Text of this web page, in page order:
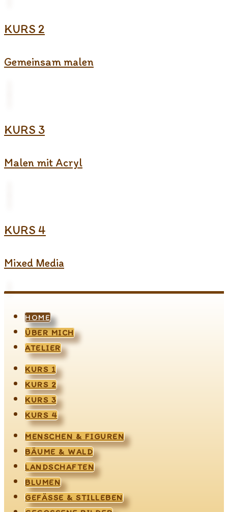
KURS 2
Gemeinsam malen
KURS 3
Malen mit Acryl
KURS 4
Mixed Media
HOME
ÜBER MICH
ATELIER
KURS 1
KURS 2
KURS 3
KURS 4
MENSCHEN & FIGUREN
BÄUME & WALD
LANDSCHAFTEN
BLUMEN
GEFÄSSE & STILLEBEN